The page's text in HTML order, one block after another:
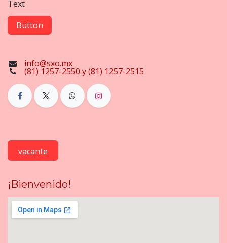
Text
Button
info@sxo.mx
(81) 1257-2550 y (81) 1257-2515
vacante
¡Bienvenido!